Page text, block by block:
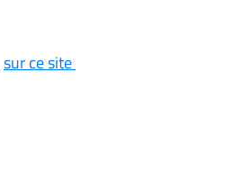
sur ce site